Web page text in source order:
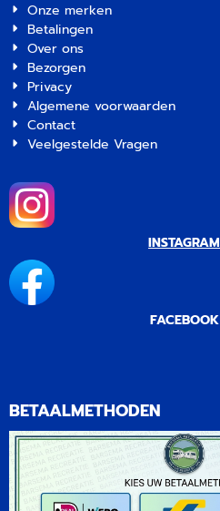
Onze merken
Betalingen
Over ons
Bezorgen
Privacy
Algemene voorwaarden
Contact
Veelgestelde Vragen
INSTAGRAM
FACEBOOK
BETAALMETHODEN